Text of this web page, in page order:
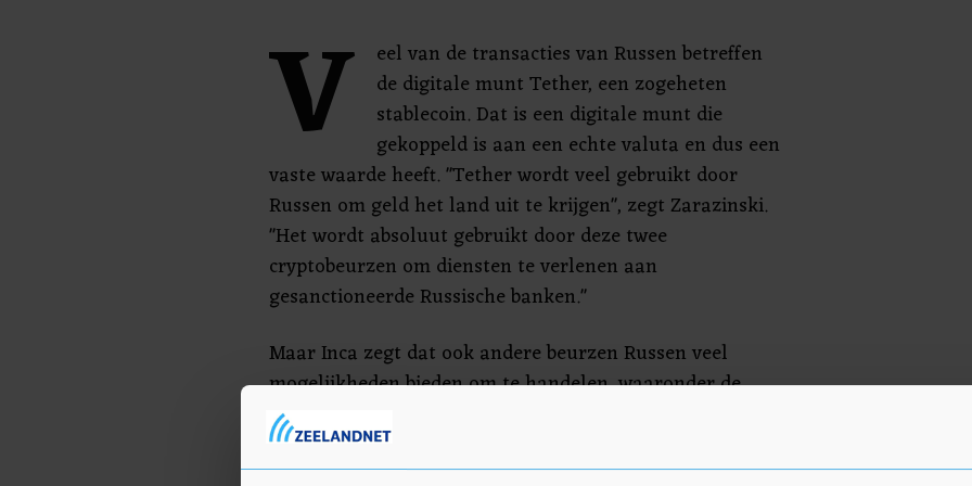
V
eel van de transacties van Russen betreffen
de digitale munt Tether, een zogeheten
stablecoin. Dat is een digitale munt die
gekoppeld is aan een echte valuta en dus een
vaste waarde heeft. "Tether wordt veel gebruikt door
Russen om geld het land uit te krijgen", zegt Zarazinski.
"Het wordt absoluut gebruikt door deze twee
cryptobeurzen om diensten te verlenen aan
gesanctioneerde Russische banken."
Maar Inca zegt dat ook andere beurzen Russen veel
mogelijkheden bieden om te handelen, waaronder de
grote cryptobeurs Binance. Die biedt Russen "meerdere
manieren om roebels om te zetten in cryptomunten". Bij
bedragen onder de 10.000 dollar voert Binance namelijk